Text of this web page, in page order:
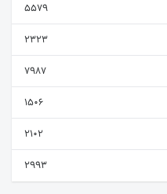
5579
2323
7987
1506
2102
2993